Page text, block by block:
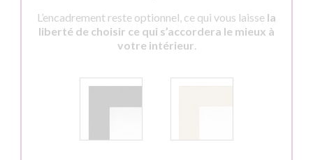
L’encadrement reste optionnel, ce qui vous laisse la
liberté de choisir ce qui s’accordera le mieux à
votre intérieur.